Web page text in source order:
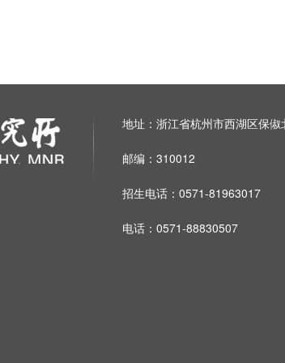
地址：浙江省杭州市西湖区保俶
邮编：310012
招生电话：0571-81963017
电话：0571-88830507